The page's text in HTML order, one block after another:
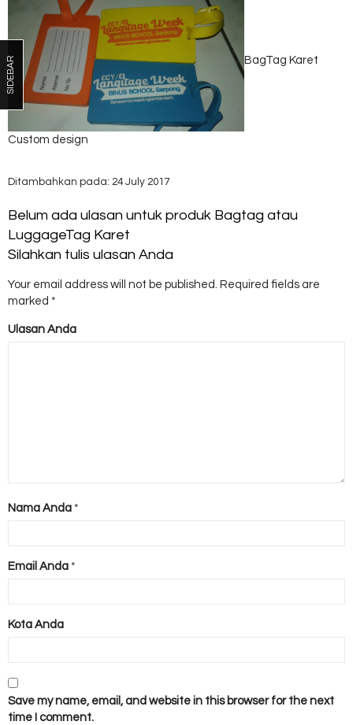
BagTag Karet
Custom design
Ditambahkan pada: 24 July 2017
Belum ada ulasan untuk produk Bagtag atau
LuggageTag Karet
Silahkan tulis ulasan Anda
Your email address will not be published. Required fields are
marked *
Ulasan Anda
Nama Anda *
Email Anda *
Kota Anda
Save my name, email, and website in this browser for the next
time I comment.
SIDEBAR